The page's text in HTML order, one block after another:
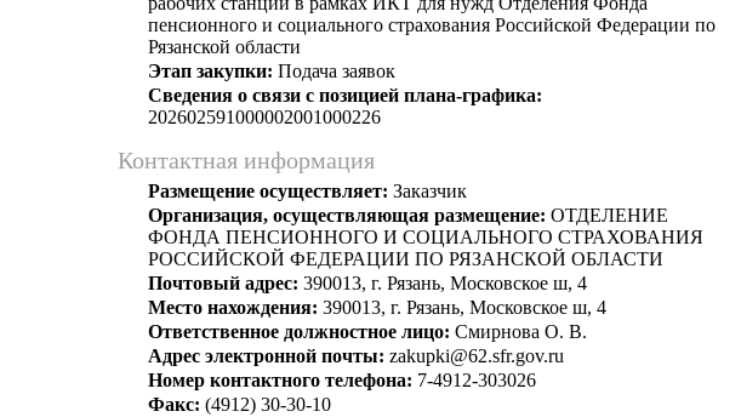
пенсионного и социального страхования Российской Федерации по
Рязанской области
Этап закупки: Подача заявок
Сведения о связи с позицией плана-графика:
202602591000002001000226
Контактная информация
Размещение осуществляет: Заказчик
Организация, осуществляющая размещение: ОТДЕЛЕНИЕ
ФОНДА ПЕНСИОННОГО И СОЦИАЛЬНОГО СТРАХОВАНИЯ
РОССИЙСКОЙ ФЕДЕРАЦИИ ПО РЯЗАНСКОЙ ОБЛАСТИ
Почтовый адрес: 390013, г. Рязань, Московское ш, 4
Место нахождения: 390013, г. Рязань, Московское ш, 4
Ответственное должностное лицо: Смирнова О. В.
Адрес электронной почты: zakupki@62.sfr.gov.ru
Номер контактного телефона: 7-4912-303026
Факс: (4912) 30-30-10